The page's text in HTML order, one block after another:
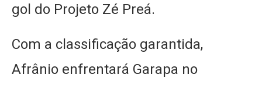
gol do Projeto Zé Preá.
Com a classificação garantida,
Afrânio enfrentará Garapa no